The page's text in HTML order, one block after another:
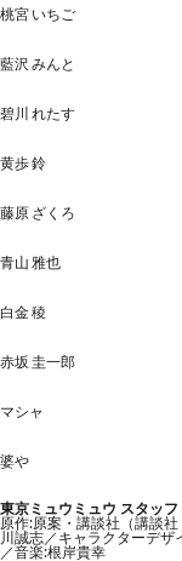
桃宮 いちご
藍沢 みんと
碧川 れたす
黄歩 鈴
藤原 ざくろ
青山 雅也
白金 稜
赤坂 圭一郎
マシャ
婆や
東京ミュウミュウ スタッフ
原作:原案・講談社（講談
川誠志／キャラクターデザ
／音楽:根岸貴幸